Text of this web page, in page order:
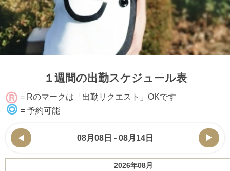
１週間の出勤スケジュール表
= Rのマークは「出勤リクエスト」OKです
= 予約可能
08月08日 - 08月14日
2026年08月